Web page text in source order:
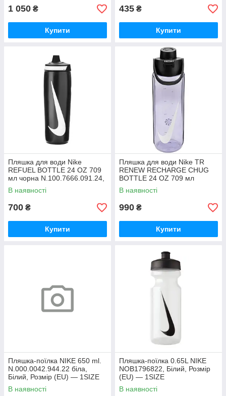
1 050 ₴
Купити
435 ₴
Купити
Пляшка для води Nike
REFUEL BOTTLE 24 OZ 709
мл чорна N.100.7666.091.24,
Чорний, Розмір (EU) — 1SIZE
В наявності
700 ₴
Купити
Пляшка для води Nike TR
RENEW RECHARGE CHUG
BOTTLE 24 OZ 709 мл
фіолетова
N.100.7636.503.24,
В наявності
990 ₴
Купити
Пляшка-поїлка NIKE 650 ml.
N.000.0042.944.22 біла,
Білий, Розмір (EU) — 1SIZE
В наявності
Пляшка-поїлка 0.65L NIKE
NOB1796822, Білий, Розмір
(EU) — 1SIZE
В наявності